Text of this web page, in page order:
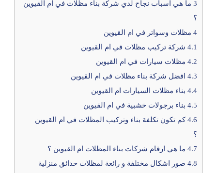
3 ما هي اسباب نجاح لدي شركة بناء مظلات في ام القيوين
؟
4 مظلات وسواتر في ام القيوين
4.1 شركة تركيب مظلات في ام القيوين
4.2 مظلات سيارات في ام القيوين
4.3 افضل شركة بناء مظلات في ام القيوين
4.4 بناء مظلات السيارات ام القيوين
4.5 بناء برجولات خشبية في ام القيوين
4.6كم تكون تكلفة بناء وتركيب المظلات في ام القيوين
؟
4.7 ما هي ارقام شركات بناء المظلات ام القيوين ؟
4.8 صور اشكال مختلفة و رائعة لمظلات حدائق منزلية